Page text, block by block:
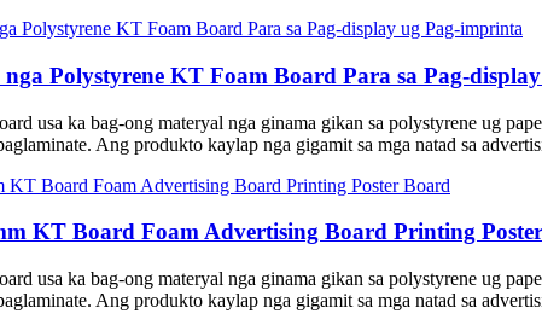
nga Polystyrene KT Foam Board Para sa Pag-
usa ka bag-ong materyal nga ginama gikan sa polystyrene ug
Ang produkto kaylap nga gigamit sa mga natad sa
KT Board Foam Advertising Board Printing
usa ka bag-ong materyal nga ginama gikan sa polystyrene ug
Ang produkto kaylap nga gigamit sa mga natad sa